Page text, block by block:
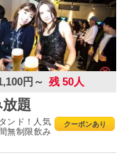
円～ 残 50人
題
クーポンあり
ンド！人気
無制限飲み